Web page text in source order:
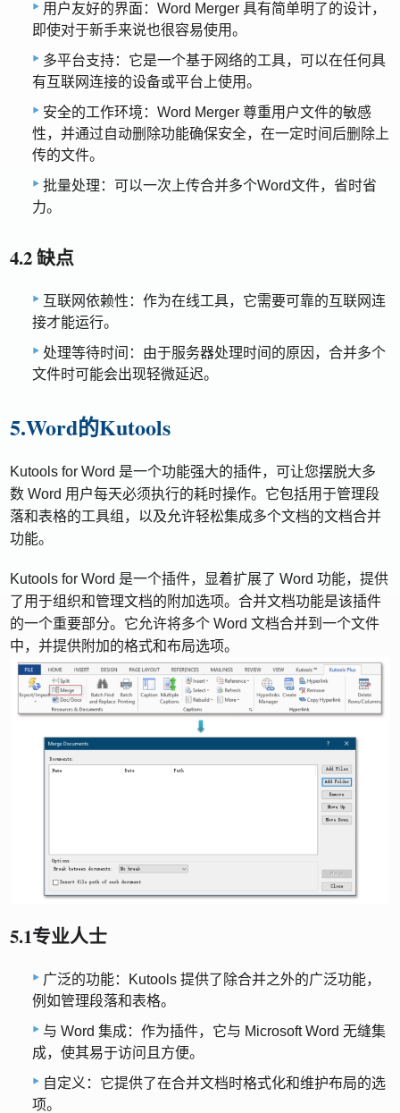
用户友好的界面：Word Merger 具有简单明了的设计，
即使对于新手来说也很容易使用。
多平台支持：它是一个基于网络的工具，可以在任何具
有互联网连接的设备或平台上使用。
安全的工作环境：Word Merger 尊重用户文件的敏感
性，并通过自动删除功能确保安全，在一定时间后删除上
传的文件。
批量处理：可以一次上传合并多个Word文件，省时省
力。
4.2 缺点
互联网依赖性：作为在线工具，它需要可靠的互联网连
接才能运行。
处理等待时间：由于服务器处理时间的原因，合并多个
文件时可能会出现轻微延迟。
5.Word的Kutools
Kutools for Word 是一个功能强大的插件，可让您摆脱大多
数 Word 用户每天必须执行的耗时操作。它包括用于管理段
落和表格的工具组，以及允许轻松集成多个文档的文档合并
功能。
Kutools for Word 是一个插件，显着扩展了 Word 功能，提供
了用于组织和管理文档的附加选项。合并文档功能是该插件
的一个重要部分。它允许将多个 Word 文档合并到一个文件
中，并提供附加的格式和布局选项。
5.1专业人士
广泛的功能：Kutools 提供了除合并之外的广泛功能，
例如管理段落和表格。
与 Word 集成：作为插件，它与 Microsoft Word 无缝集
成，使其易于访问且方便。
自定义：它提供了在合并文档时格式化和维护布局的选
项。